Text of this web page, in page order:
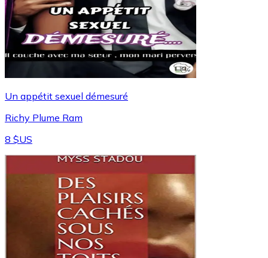
Un appétit sexuel démesuré
Richy Plume Ram
8 $US